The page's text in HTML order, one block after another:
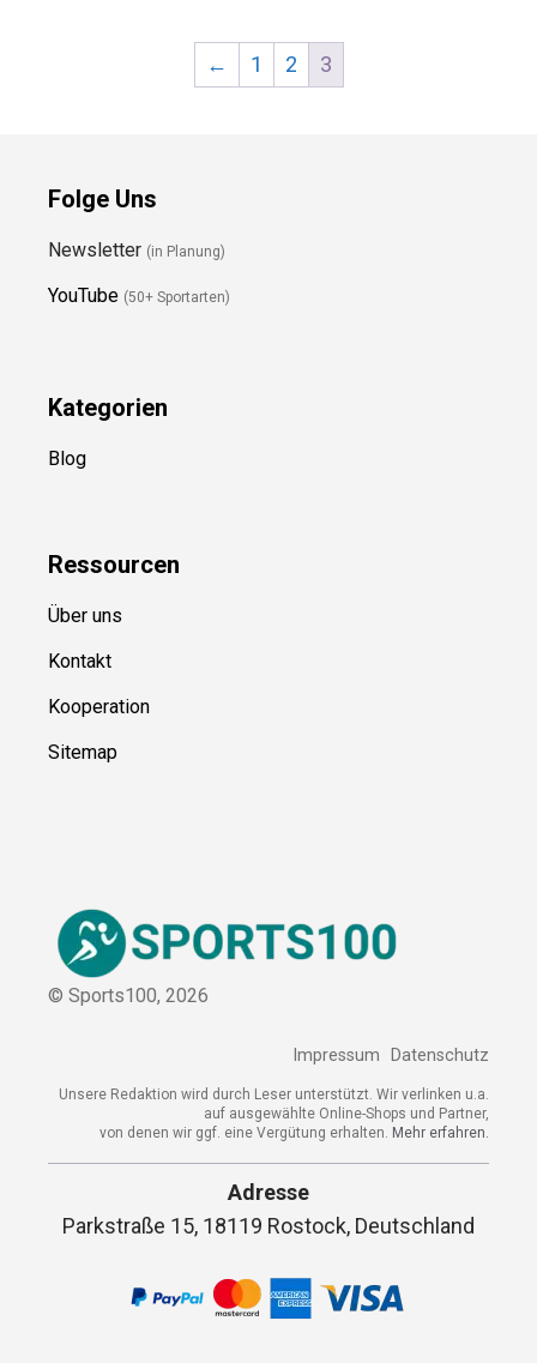
← 1 2 3
Folge Uns
Newsletter (in Planung)
YouTube (50+ Sportarten)
Kategorien
Blog
Ressourcen
Über uns
Kontakt
Kooperation
Sitemap
© Sports100, 2026
Impressum Datenschutz
Unsere Redaktion wird durch Leser unterstützt. Wir verlinken u.a.
auf ausgewählte Online-Shops und Partner,
von denen wir ggf. eine Vergütung erhalten. Mehr erfahren.
Adresse
Parkstraße 15, 18119 Rostock, Deutschland